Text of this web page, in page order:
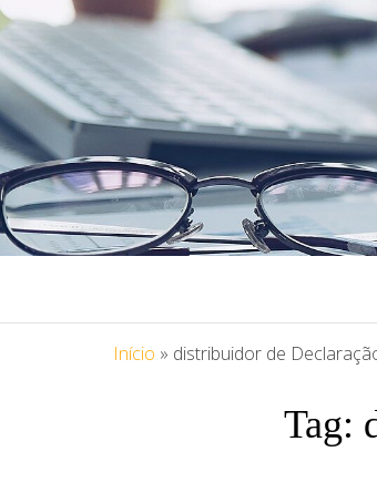
Blog Portal Assessoria
Início » distribuidor de
Tag: